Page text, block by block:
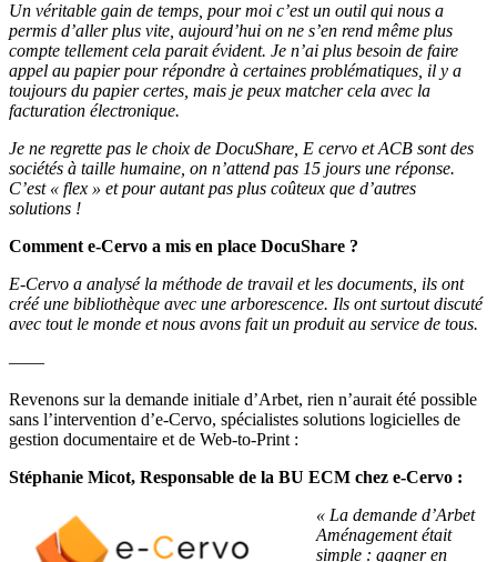
Un véritable gain de temps, pour moi c’est un outil qui nous a
permis d’aller plus vite, aujourd’hui on ne s’en rend même plus
compte tellement cela parait évident. Je n’ai plus besoin de faire
appel au papier pour répondre à certaines problématiques, il y a
toujours du papier certes, mais je peux matcher cela avec la
facturation électronique.
Je ne regrette pas le choix de DocuShare, E cervo et ACB sont des
sociétés à taille humaine, on n’attend pas 15 jours une réponse.
C’est « flex » et pour autant pas plus coûteux que d’autres
solutions !
Comment e-Cervo a mis en place DocuShare ?
E-Cervo a analysé la méthode de travail et les documents, ils ont
créé une bibliothèque avec une arborescence. Ils ont surtout discuté
avec tout le monde et nous avons fait un produit au service de tous.
——
Revenons sur la demande initiale d’Arbet, rien n’aurait été possible
sans l’intervention d’e-Cervo, spécialistes solutions logicielles de
gestion documentaire et de Web-to-Print :
Stéphanie Micot, Responsable de la BU ECM chez e-Cervo :
« La demande d’Arbet
Aménagement était
simple : gagner en